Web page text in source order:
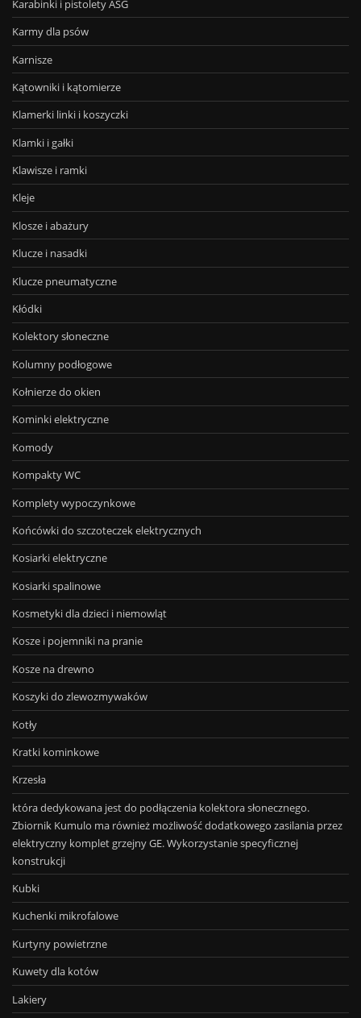
Karabinki i pistolety ASG
Karmy dla psów
Karnisze
Kątowniki i kątomierze
Klamerki linki i koszyczki
Klamki i gałki
Klawisze i ramki
Kleje
Klosze i abażury
Klucze i nasadki
Klucze pneumatyczne
Kłódki
Kolektory słoneczne
Kolumny podłogowe
Kołnierze do okien
Kominki elektryczne
Komody
Kompakty WC
Komplety wypoczynkowe
Końcówki do szczoteczek elektrycznych
Kosiarki elektryczne
Kosiarki spalinowe
Kosmetyki dla dzieci i niemowląt
Kosze i pojemniki na pranie
Kosze na drewno
Koszyki do zlewozmywaków
Kotły
Kratki kominkowe
Krzesła
która dedykowana jest do podłączenia kolektora słonecznego.
Zbiornik Kumulo ma również możliwość dodatkowego zasilania przez
elektryczny komplet grzejny GE. Wykorzystanie specyficznej
konstrukcji
Kubki
Kuchenki mikrofalowe
Kurtyny powietrzne
Kuwety dla kotów
Lakiery